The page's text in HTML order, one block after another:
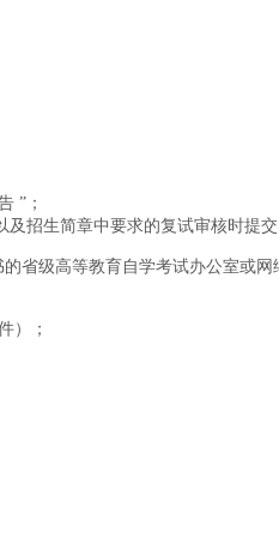
”；
招生简章中要求的复试审核时提
省级高等教育自学考试办公室或
）；